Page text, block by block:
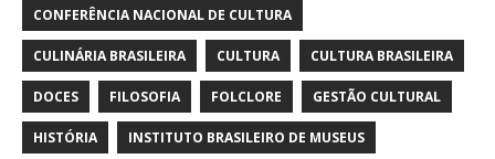
CONFERÊNCIA NACIONAL DE CULTURA
CULINÁRIA BRASILEIRA CULTURA CULTURA BRASILEIRA
DOCES FILOSOFIA FOLCLORE GESTÃO CULTURAL
HISTÓRIA INSTITUTO BRASILEIRO DE MUSEUS